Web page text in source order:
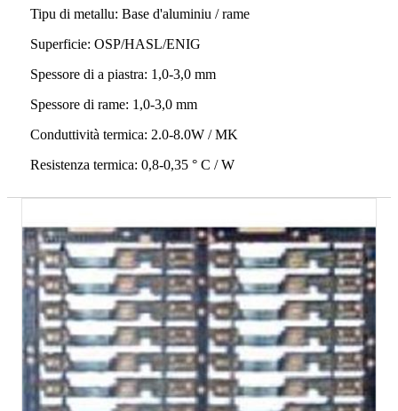
Tipu di metallu: Base d'aluminiu / rame
Superficie: OSP/HASL/ENIG
Spessore di a piastra: 1,0-3,0 mm
Spessore di rame: 1,0-3,0 mm
Conduttività termica: 2.0-8.0W / MK
Resistenza termica: 0,8-0,35 ° C / W